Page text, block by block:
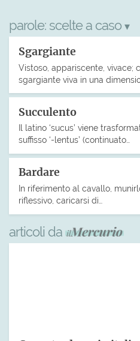
parole: scelte a caso ▾
Sgargiante
Vistoso, appariscente, vivace;
sgargiante viva in una
Succulento
Il latino ‘sucus’ viene
suffisso ‘-lentus’ (continuato…
Bardare
In riferimento al cavallo,
riflessivo, caricarsi di…
articoli da